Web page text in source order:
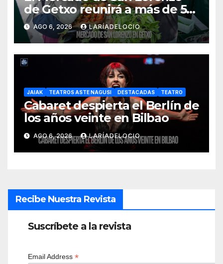
de Getxo reunirá a más de 50
productores del País Vasco
AGO 6, 2026 LARÍADELOCIO
JAIAK TEATROS ASTE NAGUSI DESTACADAS TEATRO
Cabaret despierta el Berlín de
los años veinte en Bilbao
AGO 6, 2026 LARÍADELOCIO
Recibe Nuestra Revista
Suscríbete a la revista
Email Address *